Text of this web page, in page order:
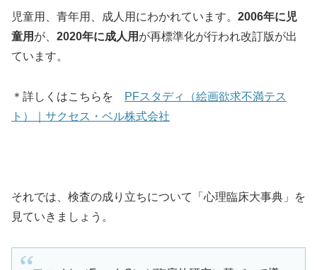
児童用、青年用、成人用にわかれています。 2006年に児
童用 が、 2020年に成人用 が再標準化が行われ改訂版が出
ています。
＊詳しくはこちらを
PFスタディ（絵画欲求不満テス
ト）｜サクセス・ベル株式会社
それでは、検査の成り立ちについて「心理臨床大事典」を
見ていきましょう。